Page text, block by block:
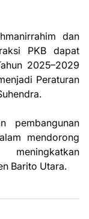
dan
PKB dapat
2025–2029
Peraturan
pembangunan
mendorong
Barito Utara.